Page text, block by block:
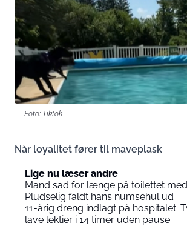
Foto: Tiktok
Når loyalitet fører til maveplask
Lige nu læser andre
Mand sad for længe på toilettet
Pludselig faldt hans numsehul ud
11-årig dreng indlagt på hospitalet:
lave lektier i 14 timer uden pause